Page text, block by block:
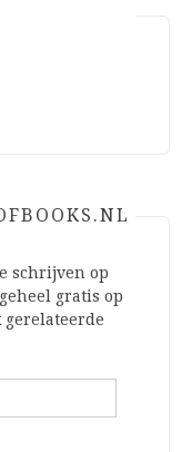
schrijven op
gratis op
gerelateerde